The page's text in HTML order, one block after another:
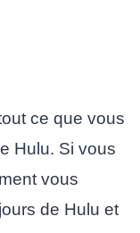
ce que vous
Hulu. Si vous
vous
de Hulu et